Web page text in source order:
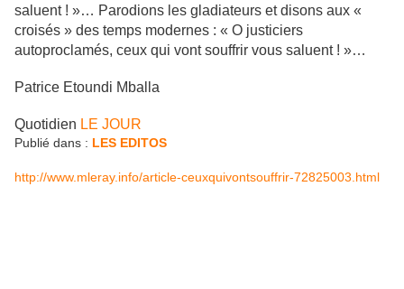
saluent ! »… Parodions les gladiateurs et disons aux «
croisés » des temps modernes : « O justiciers
autoproclamés, ceux qui vont souffrir vous saluent ! »…
Patrice Etoundi Mballa
Quotidien LE JOUR
Publié dans : LES EDITOS
http://www.mleray.info/article-ceuxquivontsouffrir-72825003.html